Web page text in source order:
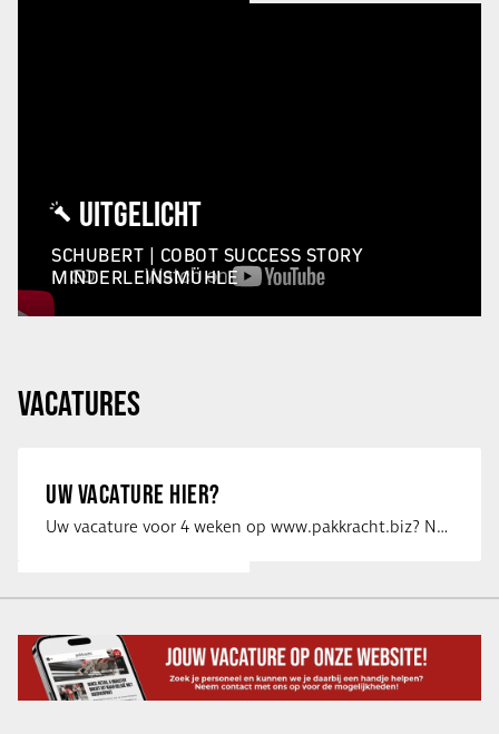
UITGELICHT
SCHUBERT | COBOT SUCCESS STORY
MINDERLEINSMÜHLE
VACATURES
UW VACATURE HIER?
Uw vacature voor 4 weken op www.pakkracht.biz? Neem dan contact op met Yannick van …